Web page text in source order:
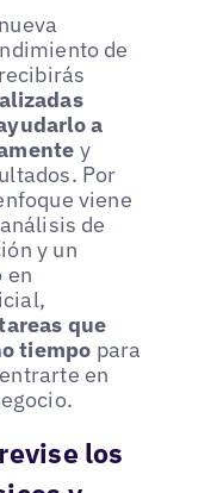
de
a
y
Por
viene
de
y un
en
que
tiempo para
en
los